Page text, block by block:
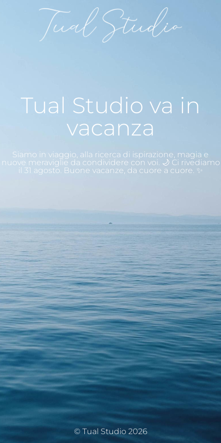
Tual Studio va in
vacanza
Siamo in viaggio, alla ricerca di ispirazione, magia e
nuove meraviglie da condividere con voi. 🌙 Ci rivediamo
il 31 agosto. Buone vacanze, da cuore a cuore. ✨
© Tual Studio 2026